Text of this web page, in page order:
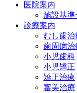
医院案内
施設基準
診療案内
むし歯治
歯周病治
小児歯科
小児矯正
矯正治療
審美治療